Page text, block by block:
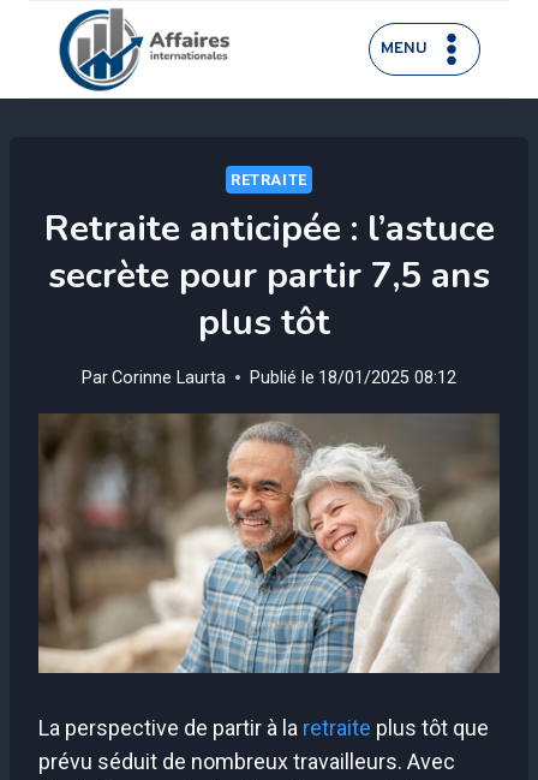
contenu
MENU
RETRAITE
Retraite anticipée : l’astuce
secrète pour partir 7,5 ans
plus tôt
ParCorinne Laurta Publié le 18/01/2025 08:12
La perspective de partir à la retraite plus tôt que
prévu séduit de nombreux travailleurs. Avec